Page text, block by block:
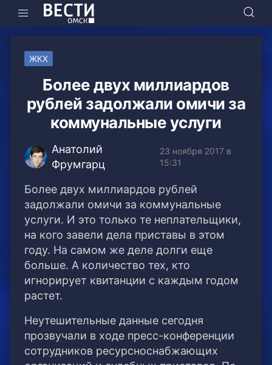
ЖКХ
Более двух миллиардов
рублей задолжали омичи за
коммунальные услуги
Анатолий
Фрумгарц
23 ноября 2017 в
15:31
Более двух миллиардов рублей
задолжали омичи за коммунальные
услуги. И это только те неплательщики,
на кого завели дела приставы в этом
году. На самом же деле долги еще
больше. А количество тех, кто
игнорирует квитанции с каждым годом
растет.
Неутешительные данные сегодня
прозвучали в ходе пресс-конференции
сотрудников ресурсноснабжающих